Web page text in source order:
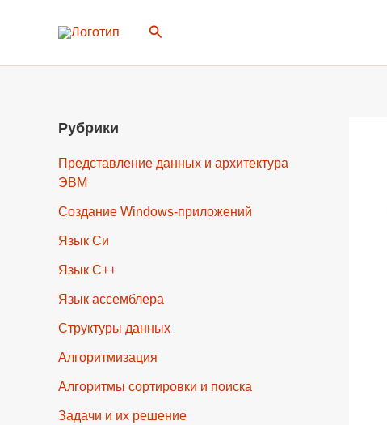
Поиск
Рубрики
Представление данных и архитектура
ЭВМ
Создание Windows-приложений
Язык Си
Язык C++
Язык ассемблера
Структуры данных
Алгоритмизация
Алгоритмы сортировки и поиска
Задачи и их решение